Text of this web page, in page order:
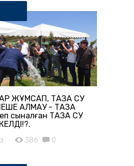
ЖҰМСАП, ТАЗА СУ
АЛМАУ - ТАЗА
сыналған ТАЗА СУ
386 0